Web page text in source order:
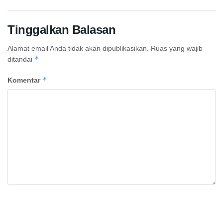
Tinggalkan Balasan
Alamat email Anda tidak akan dipublikasikan.
Ruas yang wajib
ditandai *
Komentar *